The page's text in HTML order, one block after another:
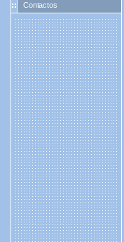
Contactos